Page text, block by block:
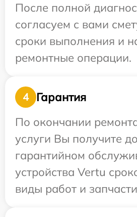
После полной
согласуем с вами
сроки выполнения и
ремонтные операции.
4
Гарантия
По окончании
услуги Вы получите
гарантийном
устройства Vertu
виды работ и